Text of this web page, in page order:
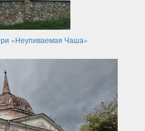
«Неупиваемая Чаша»